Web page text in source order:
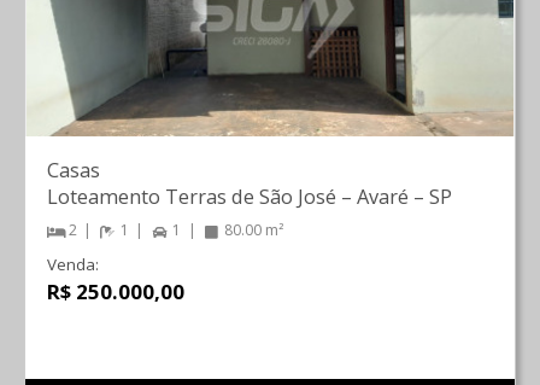
Casas
Loteamento Terras de São José – Avaré – SP
2 1 1 80.00 m²
Venda:
R$ 250.000,00